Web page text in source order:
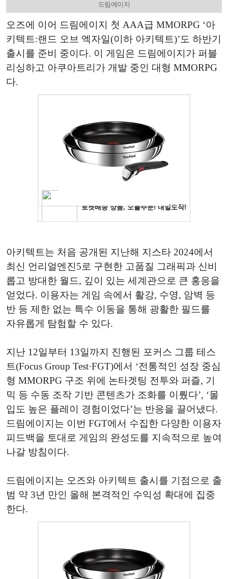
드림에이지
오즈에 이어 드림에이지 첫 AAA급 MMORPG ‘아
키텍트:랜드 오브 엑자일(이하 아키텍트)’도 하반기
출시를 준비 중이다. 이 게임은 드림에이지가 퍼블
리싱하고 아쿠아트리가 개발 중인 대형 MMORPG
다.
아키텍트는 처음 공개된 지난해 지스타 2024에서
최신 언리얼엔진5로 구현한 고품질 그래픽과 신비
롭고 방대한 월드, 깊이 있는 세계관으로 큰 홍응을
얻었다. 이용자는 게임 속에서 활강, 수영, 암벽 등
반 등 제한 없는 특수 이동을 통해 광활한 필드를
자유롭게 탐험할 수 있다.
지난 12일부터 13일까지 진행된 포커스 그룹 테스
트(Focus Group Test·FGT)에서 ‘전통적인 성장 중심
형 MMORPG 구조 위에 논타겟팅 전투와 퍼즐, 기
믹 등 수동 조작 기반 콘텐츠가 조화를 이뤘다’, ‘몰
입도 높은 플레이 경험이었다’는 반응을 끌어냈다.
드림에이지는 이번 FGT에서 수집한 다양한 이용자
피드백을 토대로 게임의 완성도를 지속적으로 높여
나갈 방침이다.
드림에이지는 오즈와 아키텍트 출시를 기점으로 출
범 약 3년 만인 올해 본격적인 수익성 확대에 집중
한다.